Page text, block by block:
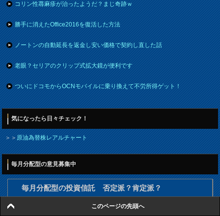
コリン性蕁麻疹が治ったようだ？まじ奇跡ｗ
勝手に消えたOffice2016を復活した方法
ノートンの自動延長を返金し安い価格で契約し直した話
老眼？セリアのクリップ式拡大鏡が便利です
ついにドコモからOCNモバイルに乗り換えて不労所得ゲット！
気になったら日々チェック！
＞＞原油為替株レアルチャート
毎月分配型の意見募集中
毎月分配型の投資信託 否定派？肯定派？
投資のセオリーでは、毎月分配型は非効率だと否定な意見が多いです。皆
さんはどうお考えですか？
このページの先頭へ